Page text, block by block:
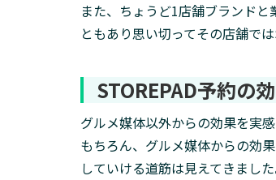
また、ちょうど1店舗ブランド
ともあり思い切ってその店舗で
STOREPAD予約の
グルメ媒体以外からの効果を実感
もちろん、グルメ媒体からの効
していける道筋は見えてきました